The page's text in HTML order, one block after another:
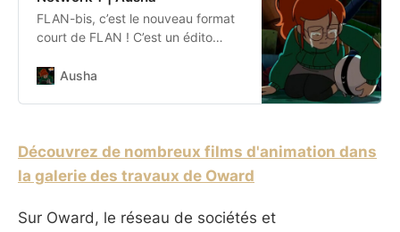
FLAN-bis, c’est le nouveau format
court de FLAN ! C’est un édito
participant du label Élabète parle
séries d’animation dedans ! Et bien
sûr n’hésitez pas à venir discuter
avec no…
Ausha
Découvrez de nombreux films d'animation dans
la galerie des travaux de Oward
Sur Oward, le réseau de sociétés et